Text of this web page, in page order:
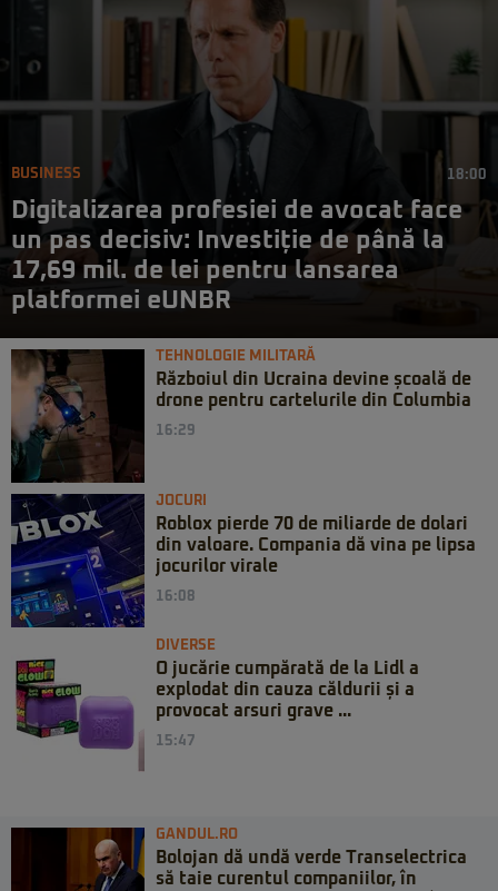
BUSINESS 18:00
Digitalizarea profesiei de avocat face
un pas decisiv: Investiție de până la
17,69 mil. de lei pentru lansarea
platformei eUNBR
TEHNOLOGIE MILITARĂ
Războiul din Ucraina devine școală de
drone pentru cartelurile din Columbia
16:29
JOCURI
Roblox pierde 70 de miliarde de dolari
din valoare. Compania dă vina pe lipsa
jocurilor virale
16:08
DIVERSE
O jucărie cumpărată de la Lidl a
explodat din cauza căldurii și a
provocat arsuri grave ...
15:47
GANDUL.RO
Bolojan dă undă verde Transelectrica
să taie curentul companiilor, în